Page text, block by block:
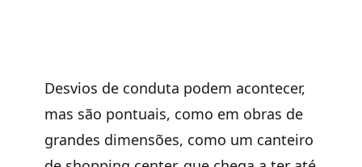
Desvios de conduta podem acontecer,
mas são pontuais, como em obras de
grandes dimensões, como um canteiro